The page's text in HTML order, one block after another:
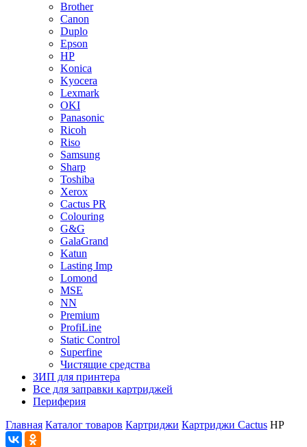
Brother
Canon
Duplo
Epson
HP
Konica
Kyocera
Lexmark
OKI
Panasonic
Ricoh
Riso
Samsung
Sharp
Toshiba
Xerox
Cactus PR
Colouring
G&G
GalaGrand
Katun
Lasting Imp
Lomond
MSE
NN
Premium
ProfiLine
Static Control
Superfine
Чистящие средства
ЗИП для принтера
Все для заправки картриджей
Периферия
Главная Каталог товаров Картриджи Картриджи Cactus HP